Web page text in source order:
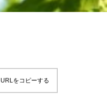
をコピーする